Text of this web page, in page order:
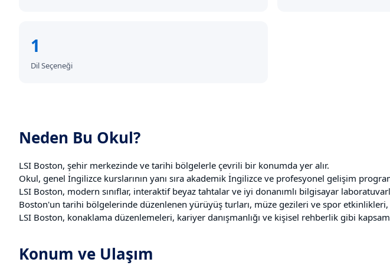
1
Dil Seçeneği
Neden Bu Okul?
LSI Boston, şehir merkezinde ve tarihi bölgelerle çevrili bir konumda yer alır.
Okul, genel İngilizce kurslarının yanı sıra akademik İngilizce ve profesyonel gelişim
LSI Boston, modern sınıflar, interaktif beyaz tahtalar ve iyi donanımlı bilgisayar
Boston'un tarihi bölgelerinde düzenlenen yürüyüş turları, müze gezileri ve spor
LSI Boston, konaklama düzenlemeleri, kariyer danışmanlığı ve kişisel rehberlik gibi
Konum ve Ulaşım